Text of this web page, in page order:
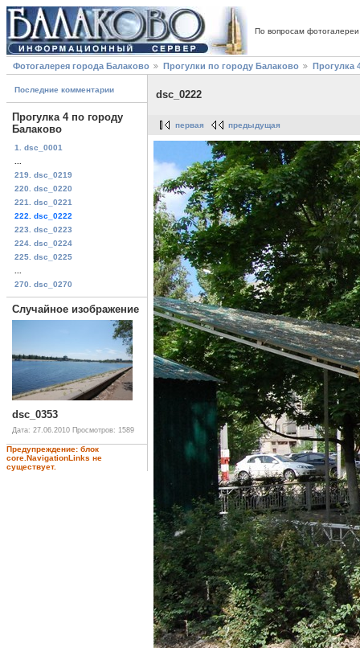
По вопросам
Фотогалерея города Балаково Прогулки по городу Балаково Прогулка
Последние комментарии
Прогулка 4 по городу
Балаково
1. dsc_0001
219. dsc_0219
220. dsc_0220
221. dsc_0221
222. dsc_0222
223. dsc_0223
224. dsc_0224
225. dsc_0225
270. dsc_0270
Случайное изображение
dsc_0353
Дата: 27.06.2010 Просмотров: 1589
Предупреждение: блок
core.NavigationLinks не
существует.
dsc_0222
первая предыдущая